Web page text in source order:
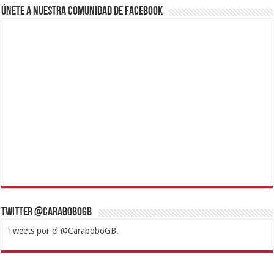
Únete a nuestra comunidad de Facebook
Twitter @CaraboboGB
Tweets por el @CaraboboGB.
1xbetBetturkeyBetistKralbetSupertotobetTipobetMatadorbetMariobet
https://mvbcasino.com/